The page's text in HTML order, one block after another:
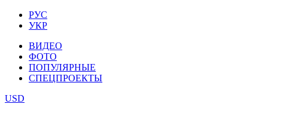
РУС
УКР
ВИДЕО
ФОТО
ПОПУЛЯРНЫЕ
СПЕЦПРОЕКТЫ
USD